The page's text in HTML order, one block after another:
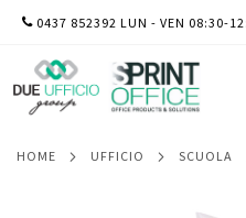
SALTA
CONTENUTO
0437 852392 LUN - VEN 08:30-
HOME UFFICIO SCUOLA